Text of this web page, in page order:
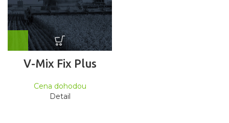
V-Mix Fix Plus
Cena dohodou
Detail